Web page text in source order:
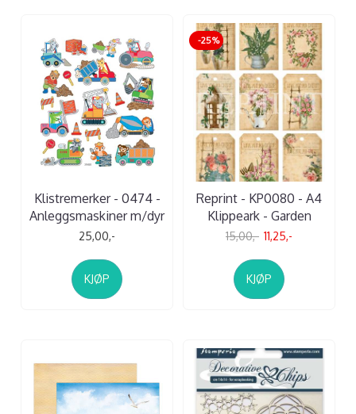
Klistremerker - 0474 -
Anleggsmaskiner m/dyr
25,00,-
KJØP
-25%
Reprint - KP0080 - A4
Klippeark - Garden
15,00,- 11,25,-
KJØP